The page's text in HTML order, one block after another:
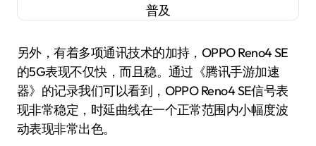
另外，有着多项通讯技术的加持，OPPO Reno4 SE
的5G表现不仅快，而且稳。通过《腾讯手游加速
器》的记录我们可以看到，OPPO Reno4 SE信号表
现非常稳定，时延曲线在一个正常范围内小幅度波
动表现非常出色。